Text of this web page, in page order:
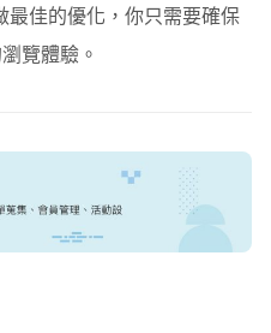
最佳的優化，你只需要確保
覽體驗。